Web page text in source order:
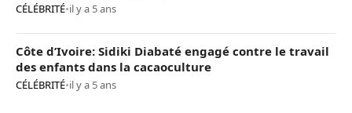
CÉLÉBRITÉ•il y a 5 ans
Côte d’Ivoire: Sidiki Diabaté engagé contre le travail
des enfants dans la cacaoculture
CÉLÉBRITÉ•il y a 5 ans